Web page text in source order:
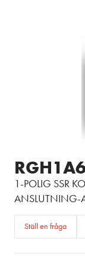
1-POLIG SSR
ANSLUTNING-
Ställ en fråga